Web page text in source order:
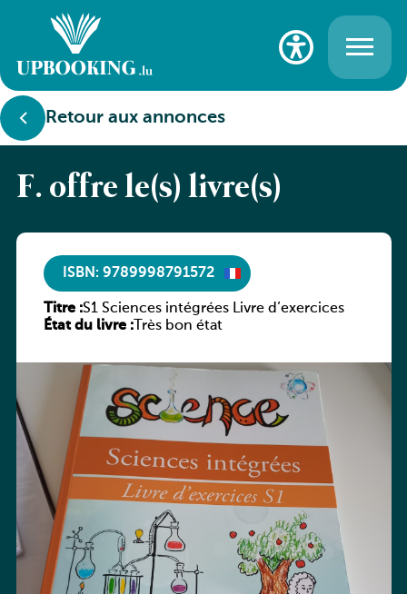
Retour aux annonces
F. offre le(s) livre(s)
ISBN: 9789998791572
Titre :S1 Sciences intégrées Livre d’exercices
État du livre :Très bon état